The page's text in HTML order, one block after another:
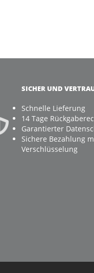
SICHER UND
Schnelle Lieferung
14 Tage
Garantierter
Sichere Bezahlung
Verschlüsselung